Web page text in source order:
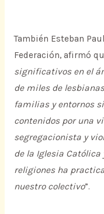
También Esteban
Federación, afirmó
significativos en el
de miles de
familias y entornos
contenidos por una
segregacionista y
de la Iglesia Católica
religiones ha
nuestro colectivo”.